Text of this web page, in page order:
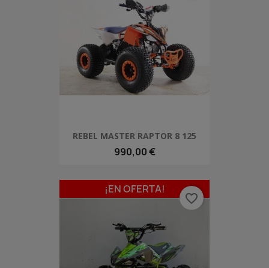
REBEL MASTER RAPTOR 8 125
990,00 €
¡EN OFERTA!
favorite_border